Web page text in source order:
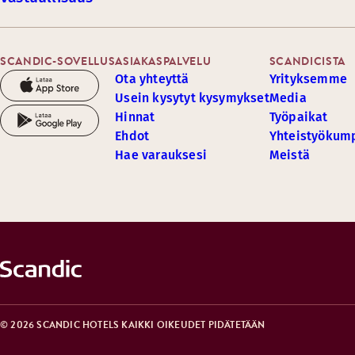
SCANDIC-SOVELLUSASIAKASPALVELU
Ota yhteyttä
Usein kysytyt kysymykset
Hinnat
Ehdot
Hae varauksesi
SCANDICISTA
Yrityksemme
Media
Työpaikat
Meistä
© 2026 SCANDIC HOTELS KAIKKI OIKEUDET PIDÄTETÄÄN